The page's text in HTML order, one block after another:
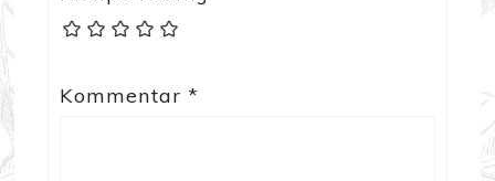
Kommentar*